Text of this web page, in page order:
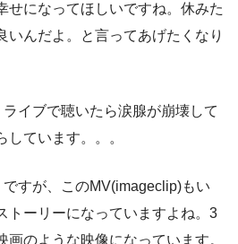
せになってほしいですね。休みた
いんだよ。と言ってあげたくなり
イブで聴いたら涙腺が崩壊して
しています。。。
すが、このMV(imageclip)もい
トーリーになっていますよね。3
のような映像になっています。